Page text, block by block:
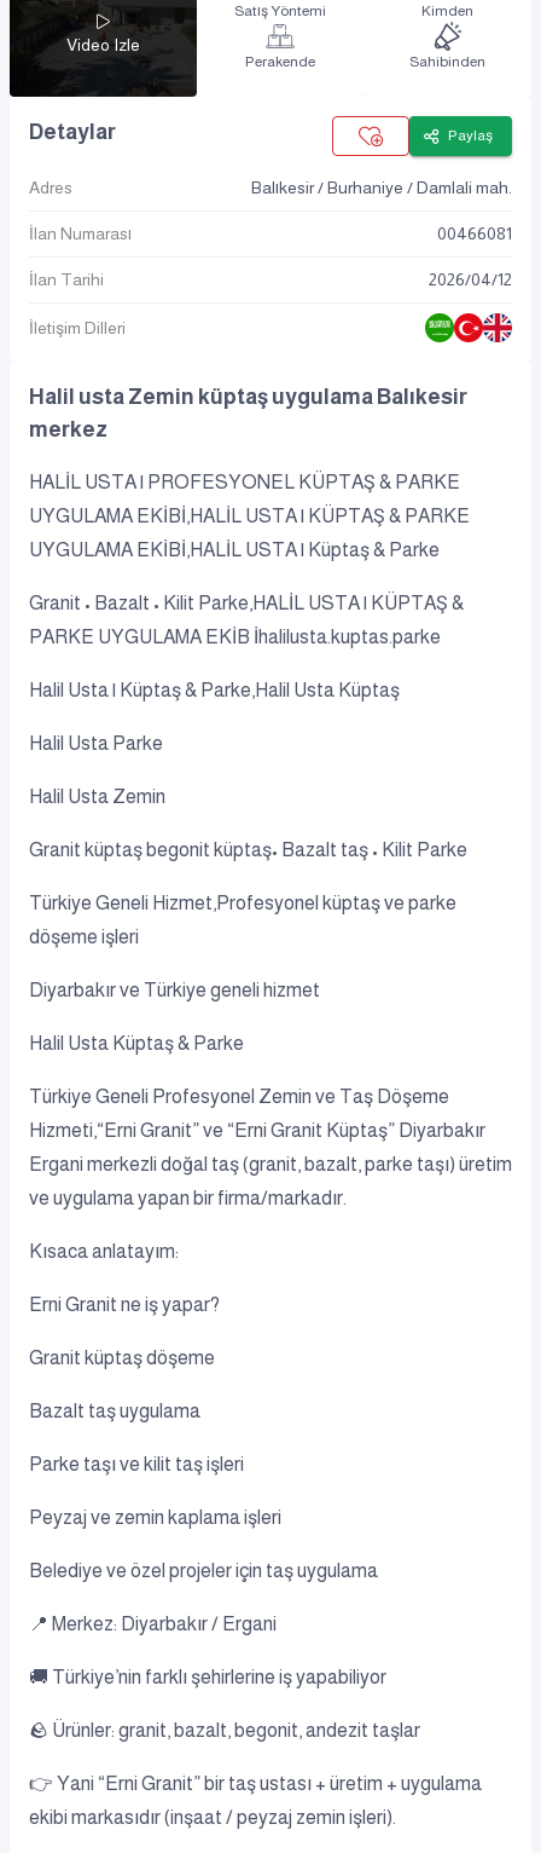
Video Izle
Satış Yöntemi
Perakende
Kimden
Sahibinden
Detaylar Paylaş
Adres Balıkesir / Burhaniye / Damlali mah.
İlan Numarası 00466081
İlan Tarihi 2026/04/12
İletişim Dilleri
Halil usta Zemin küptaş uygulama Balıkesir
merkez
HALİL USTA | PROFESYONEL KÜPTAŞ & PARKE
UYGULAMA EKİBİ,HALİL USTA | KÜPTAŞ & PARKE
UYGULAMA EKİBİ,HALİL USTA | Küptaş & Parke
Granit • Bazalt • Kilit Parke,HALİL USTA | KÜPTAŞ &
PARKE UYGULAMA EKİB İhalilusta.kuptas.parke
Halil Usta | Küptaş & Parke,Halil Usta Küptaş
Halil Usta Parke
Halil Usta Zemin
Granit küptaş begonit küptaş• Bazalt taş • Kilit Parke
Türkiye Geneli Hizmet,Profesyonel küptaş ve parke
döşeme işleri
Diyarbakır ve Türkiye geneli hizmet
Halil Usta Küptaş & Parke
Türkiye Geneli Profesyonel Zemin ve Taş Döşeme
Hizmeti,“Erni Granit” ve “Erni Granit Küptaş” Diyarbakır
Ergani merkezli doğal taş (granit, bazalt, parke taşı) üretim
ve uygulama yapan bir firma/markadır.
Kısaca anlatayım:
Erni Granit ne iş yapar?
Granit küptaş döşeme
Bazalt taş uygulama
Parke taşı ve kilit taş işleri
Peyzaj ve zemin kaplama işleri
Belediye ve özel projeler için taş uygulama
📍 Merkez: Diyarbakır / Ergani
🚚 Türkiye’nin farklı şehirlerine iş yapabiliyor
🪨 Ürünler: granit, bazalt, begonit, andezit taşlar
👉 Yani “Erni Granit” bir taş ustası + üretim + uygulama
ekibi markasıdır (inşaat / peyzaj zemin işleri).